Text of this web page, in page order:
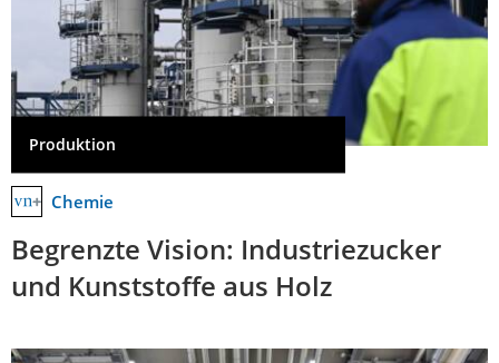
Produktion
Chemie
Begrenzte Vision: Industriezucker
und Kunststoffe aus Holz